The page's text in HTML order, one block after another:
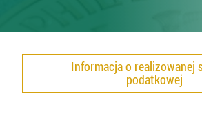
Informacja o realizowanej
podatkowej